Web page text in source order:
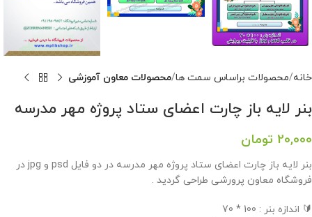
خانه محصولات براساس سمت ها محصولات معاون آموزشی
بنر لایه باز چارت اعضای ستاد پروژه مهر مدرسه
20,000 تومان
بنر لایه باز چارت اعضای ستاد پروژه مهر مدرسه در دو فایل psd و jpg در
فروشگاه معاون پرورشی طراحی گردید .
🔰 اندازه بنر : 100 * 70